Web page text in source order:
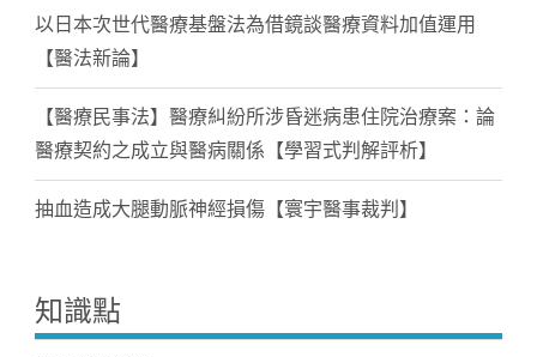
以日本次世代醫療基盤法為借鏡談醫療資料加值運用
【醫法新論】
【醫療民事法】醫療糾紛所涉昏迷病患住院治療案：論
醫療契約之成立與醫病關係【學習式判解評析】
抽血造成大腿動脈神經損傷【寰宇醫事裁判】
知識點